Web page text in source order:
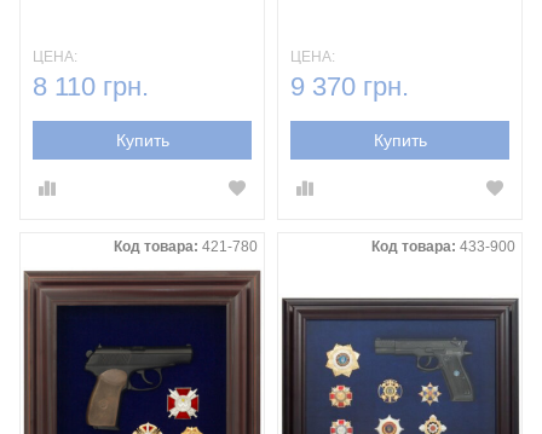
ЦЕНА:
8 110 грн.
Купить
ЦЕНА:
9 370 грн.
Купить
Код товара: 421-780 Код товара: 433-900